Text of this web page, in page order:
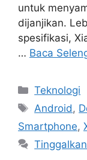
untuk
dijanjikan.
spesifikasi,
… Baca
Kategori
Teknologi
Tag
Android,
Smartphone,